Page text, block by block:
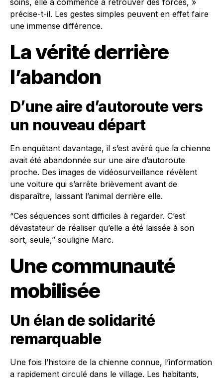
soins, elle a commencé à retrouver des forces, »
précise-t-il. Les gestes simples peuvent en effet faire
une immense différence.
La vérité derrière
l’abandon
D’une aire d’autoroute vers
un nouveau départ
En enquêtant davantage, il s’est avéré que la chienne
avait été abandonnée sur une aire d’autoroute
proche. Des images de vidéosurveillance révèlent
une voiture qui s’arrête brièvement avant de
disparaître, laissant l’animal derrière elle.
“Ces séquences sont difficiles à regarder. C’est
dévastateur de réaliser qu’elle a été laissée à son
sort, seule,” souligne Marc.
Une communauté
mobilisée
Un élan de solidarité
remarquable
Une fois l’histoire de la chienne connue, l’information
a rapidement circulé dans le village. Les habitants,